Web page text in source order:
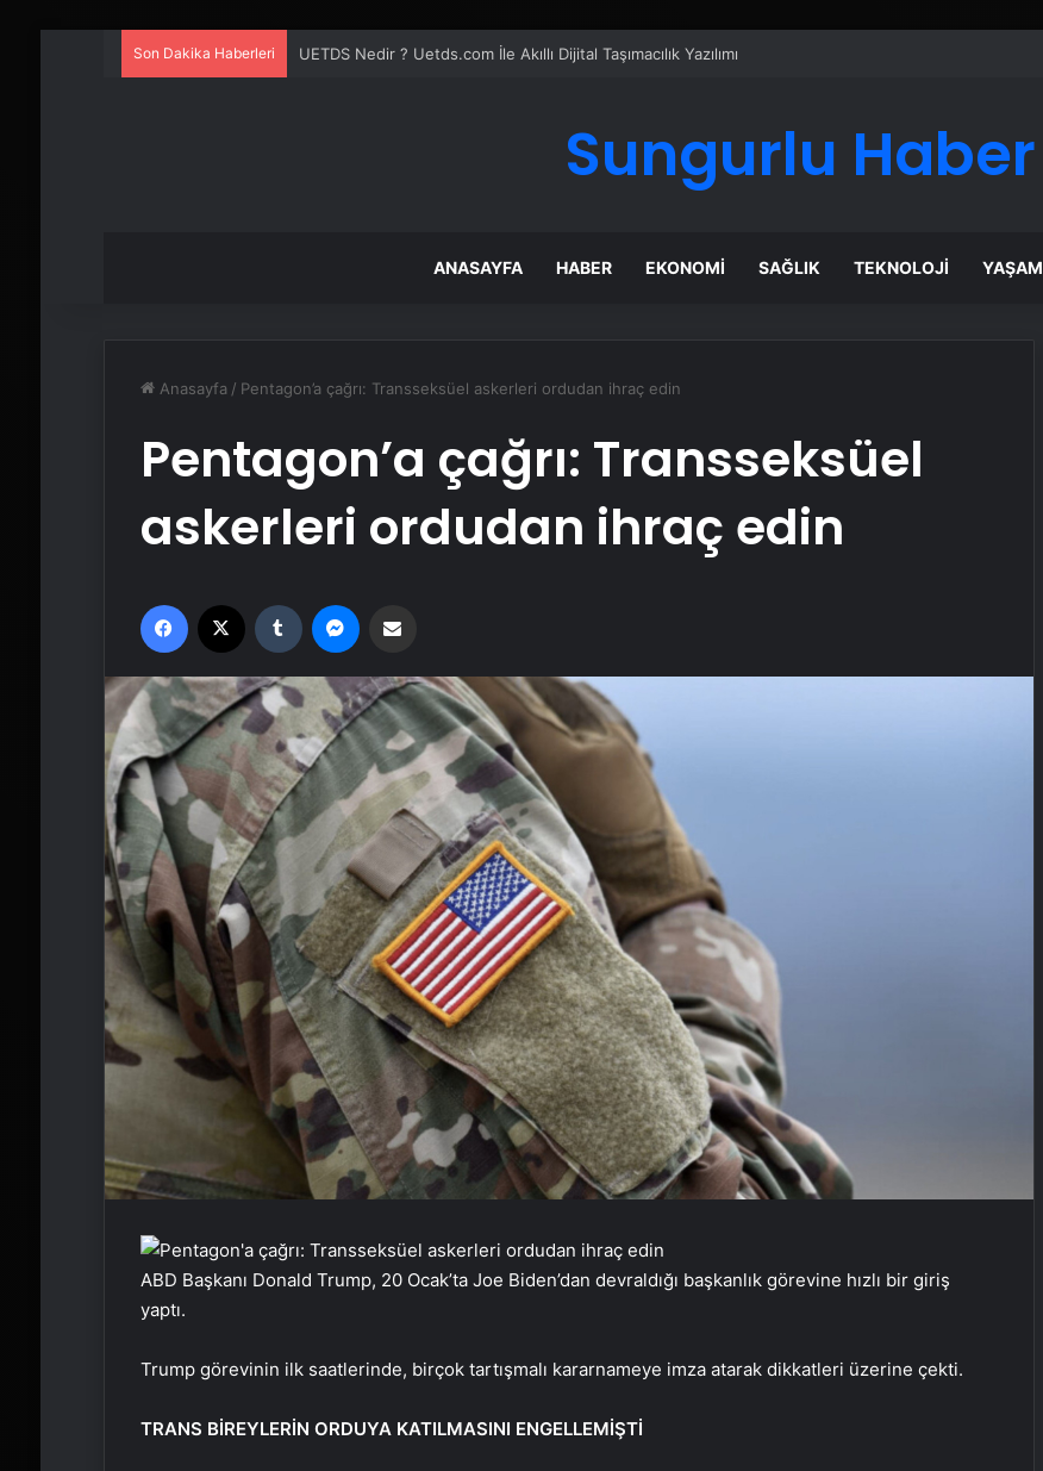
Son Dakika Haberleri Yeni Dünya Düzensizliği Çağında Türk Dış Politikası ve Hakan Fidan Faktörü
Sungurlu Haber
ANASAYFA HABER EKONOMI SAĞLIK TEKNOLOJI YAŞAM
Anasayfa / Pentagon’a çağrı: Transseksüel askerleri ordudan ihraç edin
Pentagon’a çağrı: Transseksüel
askerleri ordudan ihraç edin
Facebook Tumblr
ABD Başkanı Donald Trump, 20 Ocak’ta Joe Biden’dan devraldığı başkanlık görevine hızlı bir giriş
yaptı.
Trump görevinin ilk saatlerinde, birçok tartışmalı kararnameye imza atarak dikkatleri üzerine çekti.
TRANS BİREYLERİN ORDUYA KATILMASINI ENGELLEMİŞTİ